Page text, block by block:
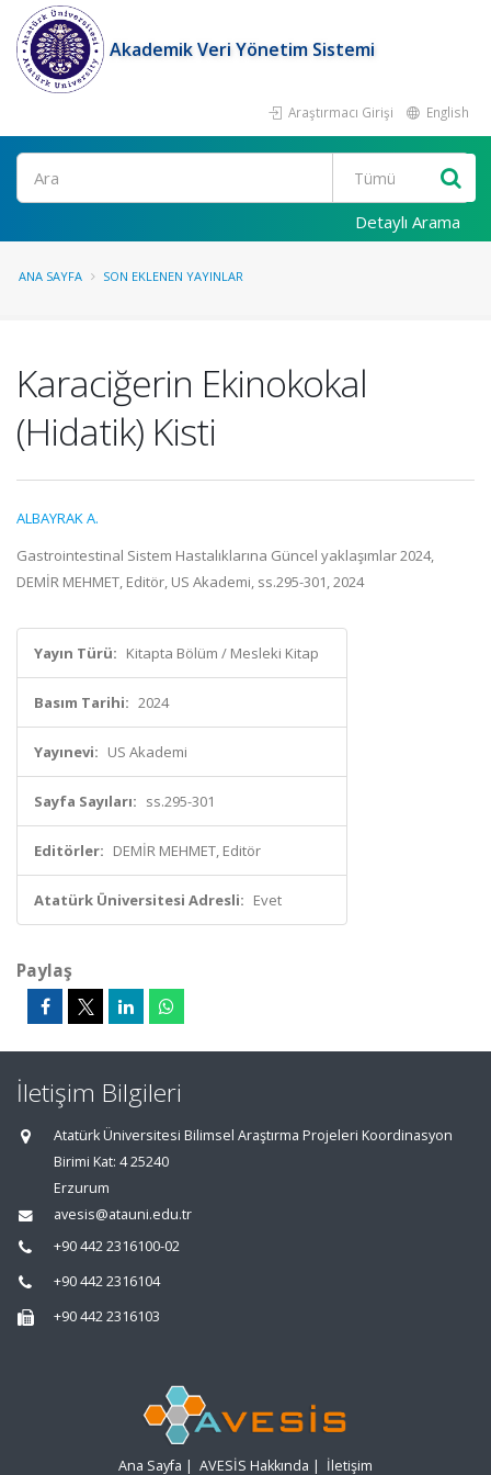
Akademik Veri Yönetim Sistemi
Araştırmacı Girişi English
Ara
Detaylı Arama
ANA SAYFA SON EKLENEN YAYINLAR
Karaciğerin Ekinokokal
(Hidatik) Kisti
ALBAYRAK A.
Gastrointestinal Sistem Hastalıklarına Güncel yaklaşımlar 2024,
DEMİR MEHMET, Editör, US Akademi, ss.295-301, 2024
Yayın Türü: Kitapta Bölüm / Mesleki Kitap
Basım Tarihi: 2024
Yayınevi: US Akademi
Sayfa Sayıları: ss.295-301
Editörler: DEMİR MEHMET, Editör
Atatürk Üniversitesi Adresli: Evet
Paylaş
İletişim Bilgileri
Atatürk Üniversitesi Bilimsel Araştırma Projeleri Koordinasyon
Birimi Kat: 4 25240
Erzurum
avesis@atauni.edu.tr
+90 442 2316100-02
+90 442 2316104
+90 442 2316103
Ana Sayfa | AVESİS Hakkında | İletişim